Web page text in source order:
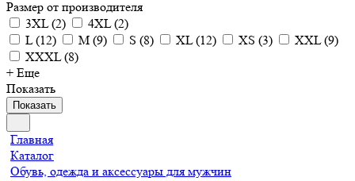
Размер от производителя
3XL(2) 4XL(2)
L(12) M (9) S (8) XL(12) XS (3) XXL(9)
XXXL(8)
+ Еще
Показать
Показать
Главная
Каталог
Обувь, одежда и аксессуары для мужчин